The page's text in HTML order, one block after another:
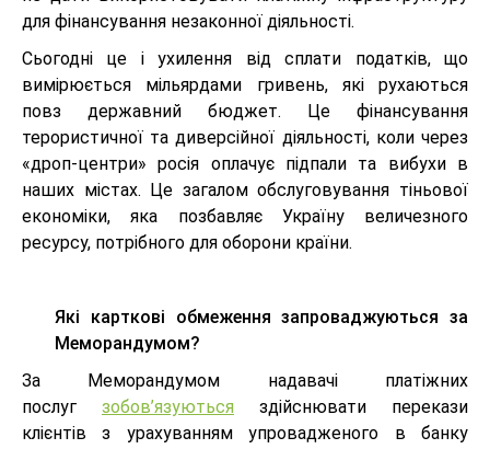
для фінансування незаконної діяльності.
Сьогодні це і ухилення від сплати податків, що
вимірюється мільярдами гривень, які рухаються
повз державний бюджет. Це фінансування
терористичної та диверсійної діяльності, коли через
«дроп-центри» росія оплачує підпали та вибухи в
наших містах. Це загалом обслуговування тіньової
економіки, яка позбавляє Україну величезного
ресурсу, потрібного для оборони країни.
Які карткові обмеження запроваджуються за
Меморандумом?
За Меморандумом надавачі платіжних
послуг зобов’язуються здійснювати перекази
клієнтів з урахуванням упровадженого в банку